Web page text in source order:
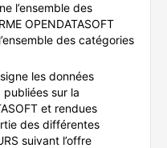
l’ensemble des
OPENDATASOFT
des catégories
les données
sur la
et rendues
des différentes
suivant l’offre